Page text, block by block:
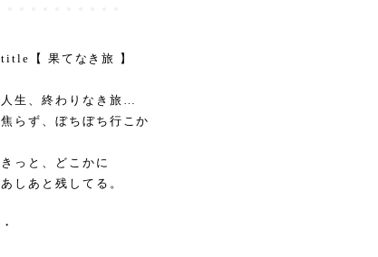
title【 果てなき旅 】
人生、終わりなき旅…
焦らず、ぼちぼち行こか
きっと、どこかに
あしあと残してる。
・